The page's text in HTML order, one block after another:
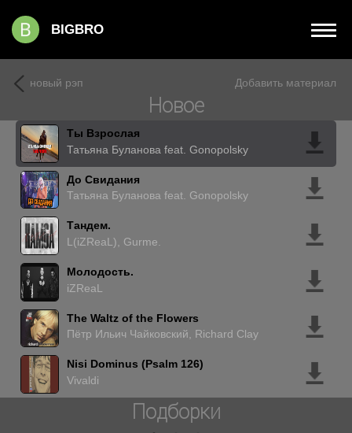
BIGBRO
новый рэп Добавить материал
Новое
Ты Взрослая
Татьяна Буланова feat. Gonopolsky
До Свидания
Татьяна Буланова feat. Gonopolsky
Тандем.
L(iZReaL), Gurme.
Молодость.
iZReaL
The Waltz of the Flowers
Пётр Ильич Чайковский, Richard Clay
Nisi Dominus (Psalm 126)
Vivaldi
Подборки